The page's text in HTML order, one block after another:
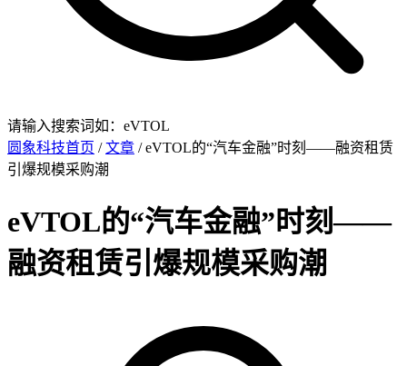
请输入搜索词如：eVTOL
圆象科技首页 /文章 / eVTOL的“汽车金融”时刻——融资租赁
引爆规模采购潮
eVTOL的“汽车金融”时刻——
融资租赁引爆规模采购潮